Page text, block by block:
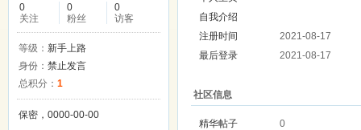
0
关注
0
粉丝
0
访客
等级： 新手上路
身份： 禁止发言
总积分： 1
保密，0000-00-00
自我介绍
注册时间
2021-08-17
最后登录
2021-08-17
社区信息
精华帖子
0